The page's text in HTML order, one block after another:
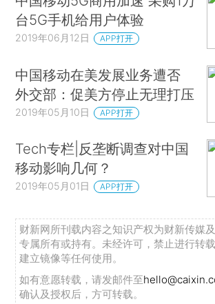
台5G手机给用户体验
2019年06月12日 APP打开
中国移动在美发展业务遭否
外交部：促美方停止无理打压
2019年05月10日 APP打开
Tech专栏|反垄断调查对中国
移动影响几何？
2019年05月01日 APP打开
财新网所刊载内容之知识产权为财新传媒
专属所有或持有。未经许可，禁止进行转
建立镜像等任何使用。
如有意愿转载，请发邮件至
确认及授权后，方可转载。